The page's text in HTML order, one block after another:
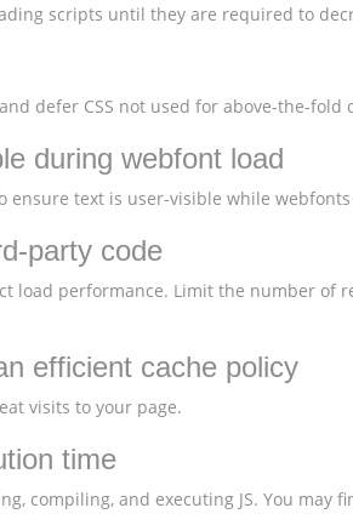
scripts until they are required to
defer CSS not used for above-the-
during webfont load
ensure text is user-visible while
party code
load performance. Limit the number
efficient cache policy
visits to your page.
time
compiling, and executing JS. You may